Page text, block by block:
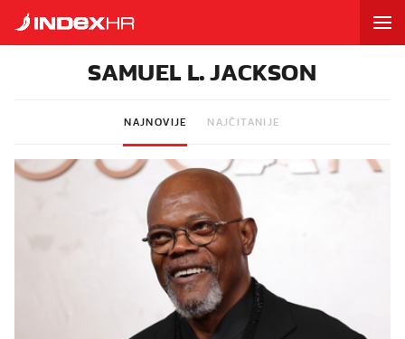
SAMUEL L. JACKSON
NAJNOVIJE NAJČITANIJE